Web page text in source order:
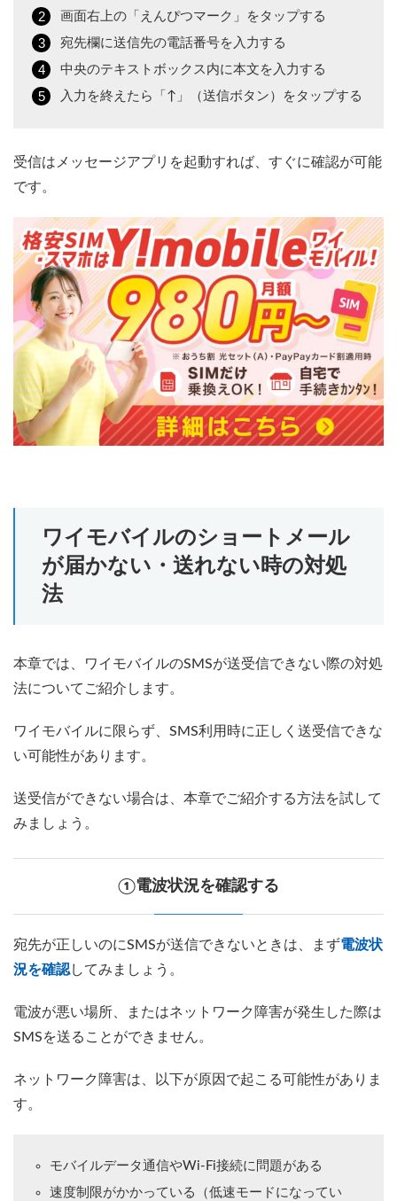
画面右上の「えんぴつマーク」をタップする
宛先欄に送信先の電話番号を入力する
中央のテキストボックス内に本文を入力する
入力を終えたら「↑」（送信ボタン）をタップする
受信はメッセージアプリを起動すれば、すぐに確認が可能
です。
ワイモバイルのショートメール
が届かない・送れない時の対処
法
本章では、ワイモバイルのSMSが送受信できない際の対処
法についてご紹介します。
ワイモバイルに限らず、SMS利用時に正しく送受信できな
い可能性があります。
送受信ができない場合は、本章でご紹介する方法を試して
みましょう。
①電波状況を確認する
宛先が正しいのにSMSが送信できないときは、まず電波状
況を確認してみましょう。
電波が悪い場所、またはネットワーク障害が発生した際は
SMSを送ることができません。
ネットワーク障害は、以下が原因で起こる可能性がありま
す。
モバイルデータ通信やWi-Fi接続に問題がある
速度制限がかかっている（低速モードになってい